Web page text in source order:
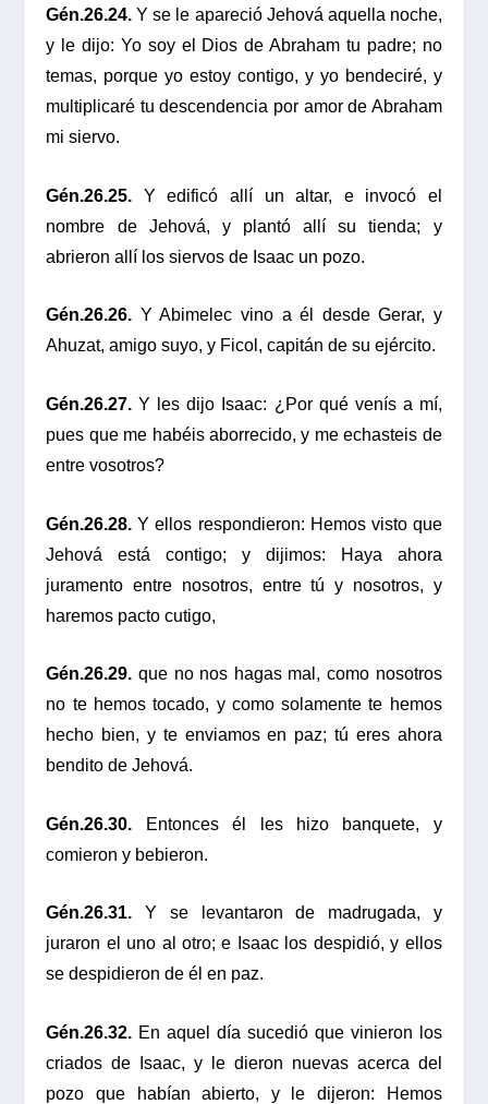
Gén.26.24. Y se le apareció Jehová aquella noche,
y le dijo: Yo soy el Dios de Abraham tu padre; no
temas, porque yo estoy contigo, y yo bendeciré, y
multiplicaré tu descendencia por amor de Abraham
mi siervo.
Gén.26.25. Y edificó allí un altar, e invocó el
nombre de Jehová, y plantó allí su tienda; y
abrieron allí los siervos de Isaac un pozo.
Gén.26.26. Y Abimelec vino a él desde Gerar, y
Ahuzat, amigo suyo, y Ficol, capitán de su ejército.
Gén.26.27. Y les dijo Isaac: ¿Por qué venís a mí,
pues que me habéis aborrecido, y me echasteis de
entre vosotros?
Gén.26.28. Y ellos respondieron: Hemos visto que
Jehová está contigo; y dijimos: Haya ahora
juramento entre nosotros, entre tú y nosotros, y
haremos pacto cutigo,
Gén.26.29. que no nos hagas mal, como nosotros
no te hemos tocado, y como solamente te hemos
hecho bien, y te enviamos en paz; tú eres ahora
bendito de Jehová.
Gén.26.30. Entonces él les hizo banquete, y
comieron y bebieron.
Gén.26.31. Y se levantaron de madrugada, y
juraron el uno al otro; e Isaac los despidió, y ellos
se despidieron de él en paz.
Gén.26.32. En aquel día sucedió que vinieron los
criados de Isaac, y le dieron nuevas acerca del
pozo que habían abierto, y le dijeron: Hemos